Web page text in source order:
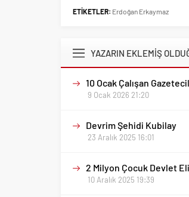
ETİKETLER: Erdoğan Erkaymaz
YAZARIN EKLEMİŞ
10 Ocak Çalışan
9 Ocak 2026 21:20
Devrim Şehidi Kubilay
23 Aralık 2025 16:01
2 Milyon Çocuk Devlet
10 Aralık 2025 19:39